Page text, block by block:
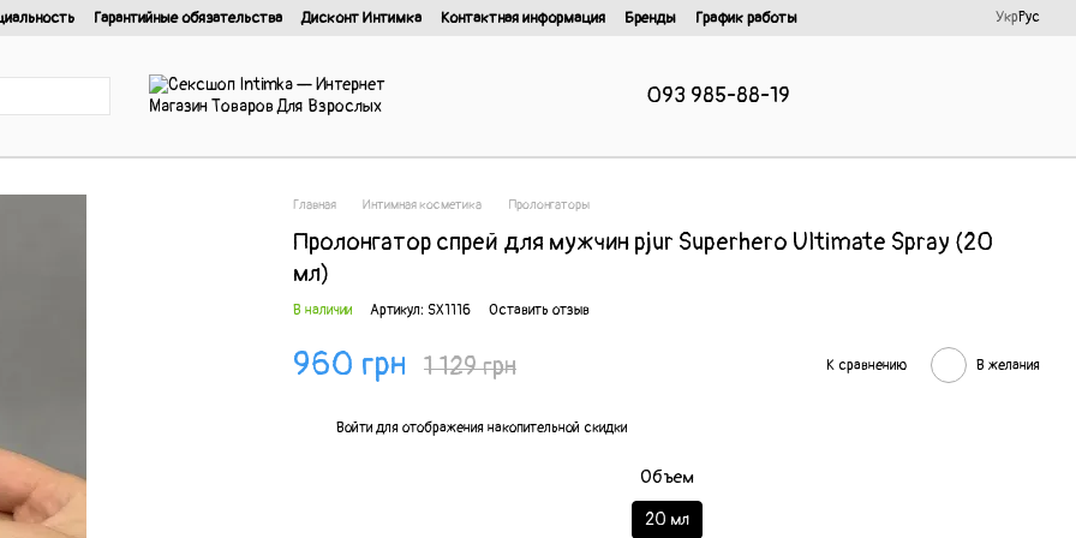
Гарантийные обязательства Дисконт Интимка Контактная информация Бренды
График работы
УкрРус
093 985-88-19
Главная Интимная косметика Пролонгаторы
Пролонгатор спрей для мужчин pjur Superhero Ultimate Spray (20
мл)
В наличии Артикул: SX1116 Оставить отзыв
960 грн 1 129 грн К сравнению В желания
Войти для отображения накопительной скидки
Объем
20 мл